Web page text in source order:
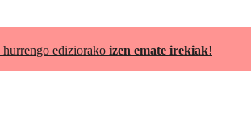
hurrengo ediziorako izen emate irekiak!